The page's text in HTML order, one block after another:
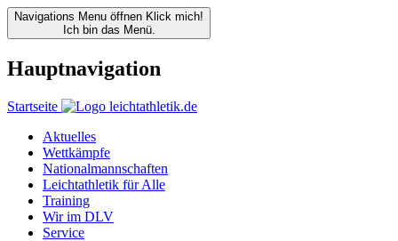
Navigations Menu öffnen Klick mich!
Ich bin das Menü.
Hauptnavigation
Startseite
Aktuelles
Wettkämpfe
Nationalmannschaften
Leichtathletik für Alle
Training
Wir im DLV
Service